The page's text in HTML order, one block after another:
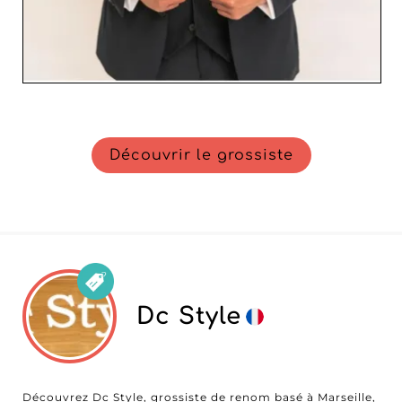
Découvrir le grossiste
Dc Style
Découvrez Dc Style, grossiste de renom basé à Marseille,